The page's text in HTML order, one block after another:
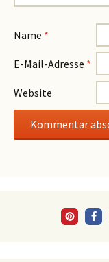
Name *
E-Mail-Adresse *
Website